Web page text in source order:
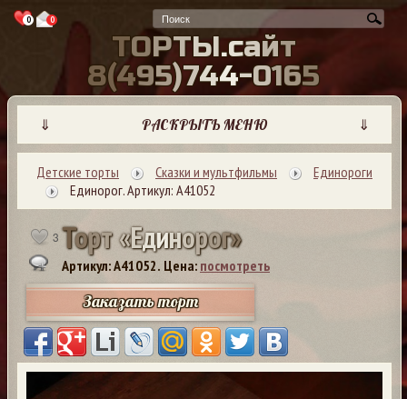
0 0
ТОРТЫ.сайт
8(495)744-0165
⇓ РАСКРЫТЬ МЕНЮ ⇓
Детские торты Сказки и мультфильмы
Единороги
Единорог. Артикул: А41052
3 Торт«Единорог»
Артикул: A41052. Цена: посмотреть
Заказать торт